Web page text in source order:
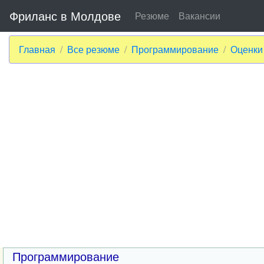
Фриланс в Молдове Резюме Вакансии
Главная Все резюме Программирование
Программирование